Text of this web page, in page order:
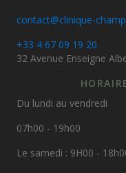
contact@clinique-
+33 4 67 09 19 20
32 Avenue Enseigne
Du lundi au vendredi
07h00 - 19h00
Le samedi : 9H00 -